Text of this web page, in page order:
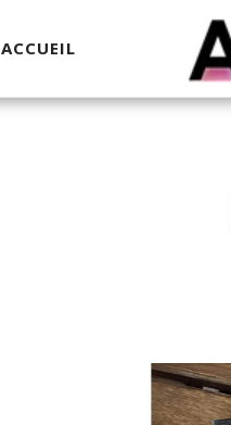
ACCUEIL